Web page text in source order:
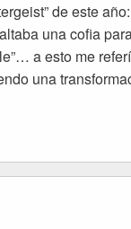
de este
una cofia
a esto me
una